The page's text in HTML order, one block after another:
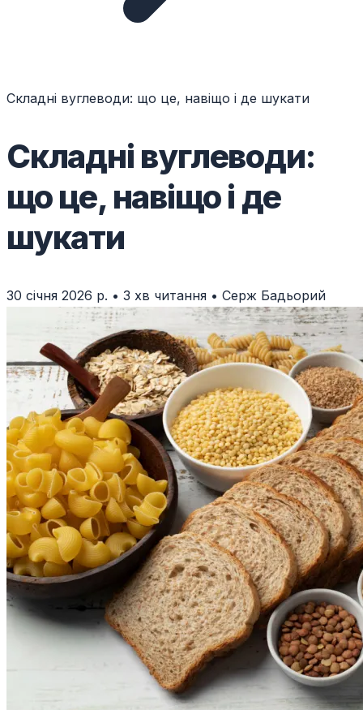
Складні вуглеводи: що це, навіщо і де шукати
Складні вуглеводи:
що це, навіщо і де
шукати
30 січня 2026 р. • 3 хв читання • Серж Бадьорий